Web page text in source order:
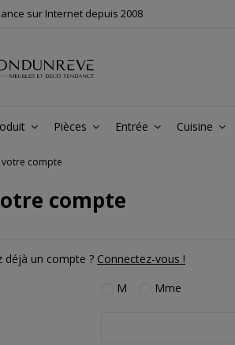
sur Internet depuis 2008
Pièces Entrée Cuisine
votre compte
compte
déjà un compte ? Connectez-vous !
M Mme